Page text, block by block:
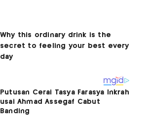
Putusan Cerai Tasya Farasya Inkrah
usai Ahmad Assegaf Cabut
Banding